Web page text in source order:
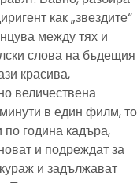
как „звездите“
между тях и
слова на бъдещия
красива,
величествена
в един филм, то
година кадъра,
и подреждат за
и задължават